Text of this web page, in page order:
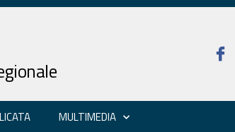
MULTIMEDIA